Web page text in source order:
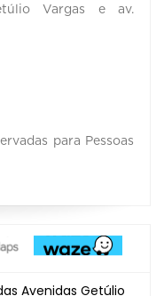
Vargas e av.
para Pessoas
Avenidas Getúlio